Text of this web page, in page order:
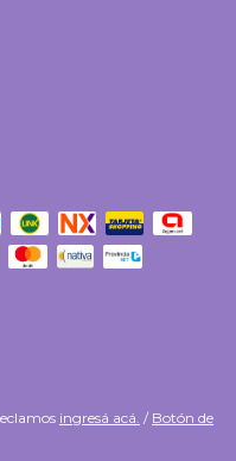
ingresá acá. / Botón de